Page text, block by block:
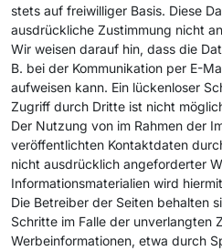
stets auf freiwilliger Basis. Diese
ausdrückliche Zustimmung nicht
Wir weisen darauf hin, dass die
B. bei der Kommunikation per E-
aufweisen kann. Ein lückenloser
Zugriff durch Dritte ist nicht
Der Nutzung von im Rahmen der
veröffentlichten Kontaktdaten
nicht ausdrücklich angeforderter
Informationsmaterialien wird
Die Betreiber der Seiten behalten
Schritte im Falle der unverlangten
Werbeinformationen, etwa durch